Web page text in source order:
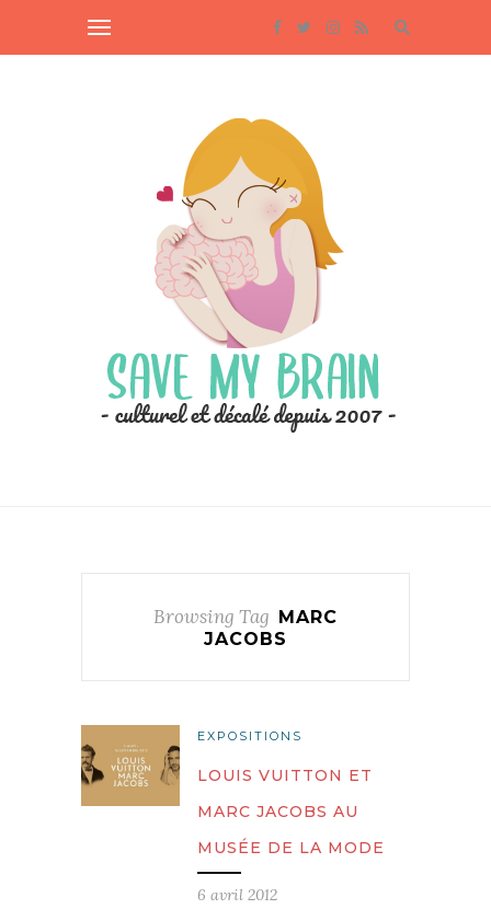
Browsing Tag MARC
JACOBS
EXPOSITIONS
LOUIS VUITTON ET
MARC JACOBS AU
MUSÉE DE LA MODE
6 avril 2012